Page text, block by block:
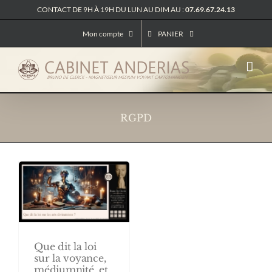
au
CONTACT DE 9H À 19H DU LUN AU DIM AU :07.69.67.24.13
Mon compte PANIER
RGPD
Que dit la loi
sur la voyance,